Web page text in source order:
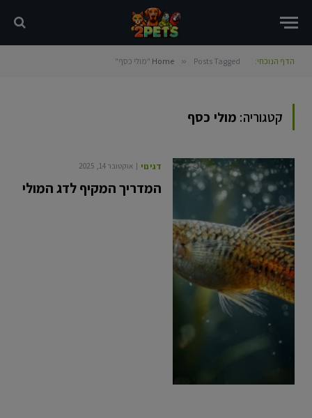
הדף הנוכחי: Home » Posts Tagged "מולי כסף"
קטגוריה: מולי כסף
דגי נוי אוקטובר 14, 2025
המדריך המקיף לדג המולי